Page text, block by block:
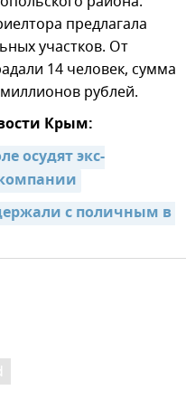
предлагала
участков. От
14 человек, сумма
рублей.
Крым:
осудят экс-
с поличным в